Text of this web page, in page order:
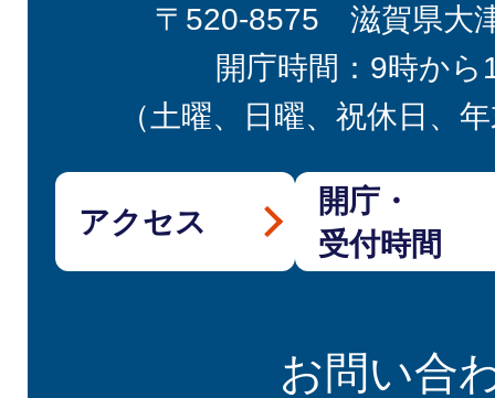
〒520-8575 滋賀県大
開庁時間：9時から
（土曜、日曜、祝休日、
アクセス
開庁・
受付時間
お問い合